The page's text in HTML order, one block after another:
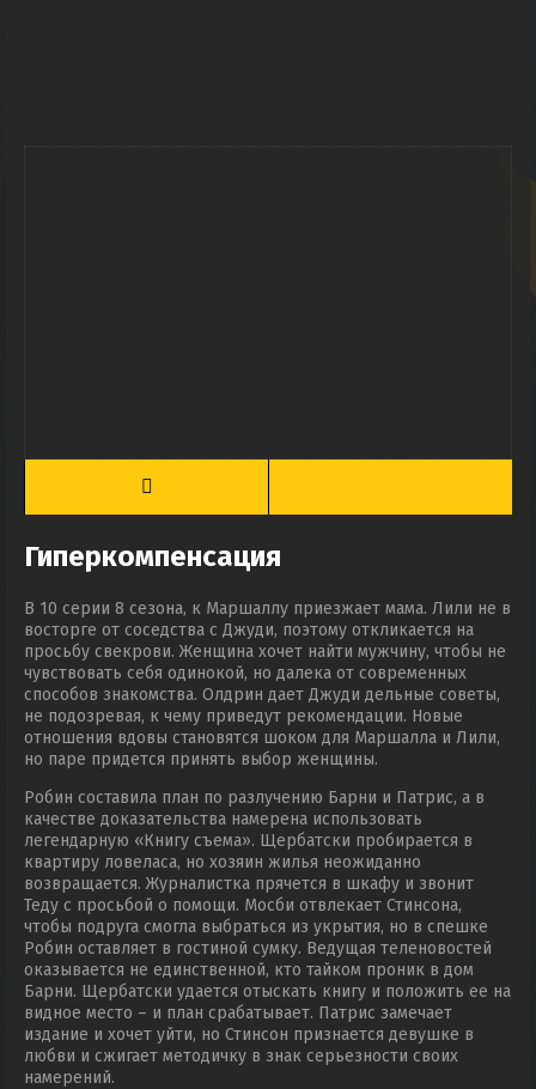
Гиперкомпенсация
В 10 серии 8 сезона, к Маршаллу приезжает мама. Лили не в
восторге от соседства с Джуди, поэтому откликается на
просьбу свекрови. Женщина хочет найти мужчину, чтобы не
чувствовать себя одинокой, но далека от современных
способов знакомства. Олдрин дает Джуди дельные советы,
не подозревая, к чему приведут рекомендации. Новые
отношения вдовы становятся шоком для Маршалла и Лили,
но паре придется принять выбор женщины.
Робин составила план по разлучению Барни и Патрис, а в
качестве доказательства намерена использовать
легендарную «Книгу съема». Щербатски пробирается в
квартиру ловеласа, но хозяин жилья неожиданно
возвращается. Журналистка прячется в шкафу и звонит
Теду с просьбой о помощи. Мосби отвлекает Стинсона,
чтобы подруга смогла выбраться из укрытия, но в спешке
Робин оставляет в гостиной сумку. Ведущая теленовостей
оказывается не единственной, кто тайком проник в дом
Барни. Щербатски удается отыскать книгу и положить ее на
видное место – и план срабатывает. Патрис замечает
издание и хочет уйти, но Стинсон признается девушке в
любви и сжигает методичку в знак серьезности своих
намерений.